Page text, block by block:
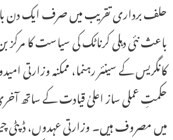
حلف برداری تقریب میں صرف ایک دن
باعث نئی دہلی کرناٹک کی سیاست کا
کانگریس کے سینئر رہنما، ممکنہ وزارتی
حکمتِ عملی ساز اعلیٰ قیادت کے ساتھ
میں مصروف ہیں۔ وزارتی عہدوں،